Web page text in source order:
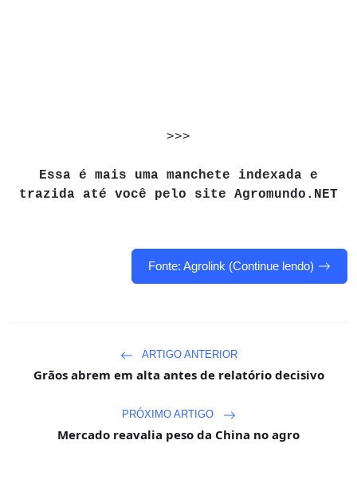
>>>
Essa é mais uma manchete indexada e
trazida até você pelo site Agromundo.NET
Fonte: Agrolink (Continue lendo)
ARTIGO ANTERIOR
Grãos abrem em alta antes de relatório decisivo
PRÓXIMO ARTIGO
Mercado reavalia peso da China no agro